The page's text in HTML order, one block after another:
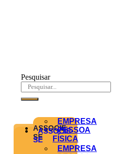
Pesquisar
ASSOCIE-
SE
EMPRESA
PESSOA
FÍSICA
ASSOCIE-
SE
EMPRESA